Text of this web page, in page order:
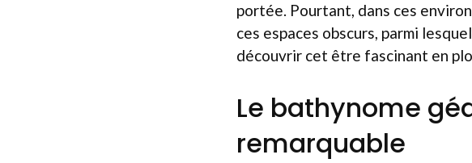
portée. Pourtant, dans ces
ces espaces obscurs, parmi
découvrir cet être fascinant en
Le bathynome
remarquable